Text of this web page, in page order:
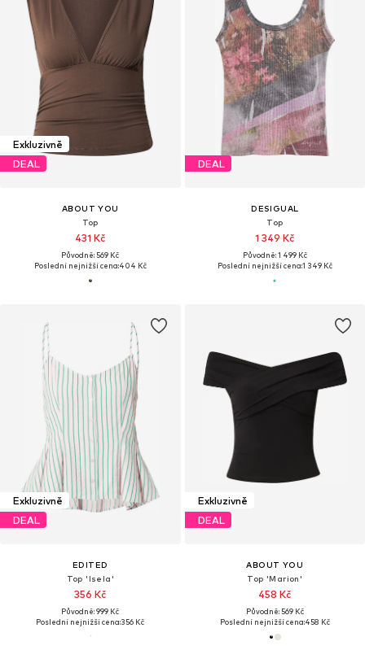
Exkluzivně
DEAL
ABOUT YOU
Top
431 Kč
Původně: 569 Kč
Poslední nejnižší cena:404 Kč
DEAL
DESIGUAL
Top
1 349 Kč
Původně: 1 499 Kč
Poslední nejnižší cena:1 349 Kč
Exkluzivně
DEAL
EDITED
Top 'Isela'
356 Kč
Původně: 999 Kč
Poslední nejnižší cena:356 Kč
Exkluzivně
DEAL
ABOUT YOU
Top 'Marion'
458 Kč
Původně: 569 Kč
Poslední nejnižší cena:458 Kč